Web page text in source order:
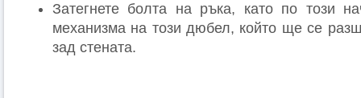
Затегнете болта на ръка, като по този
механизма на този дюбел, който ще се
зад стената.